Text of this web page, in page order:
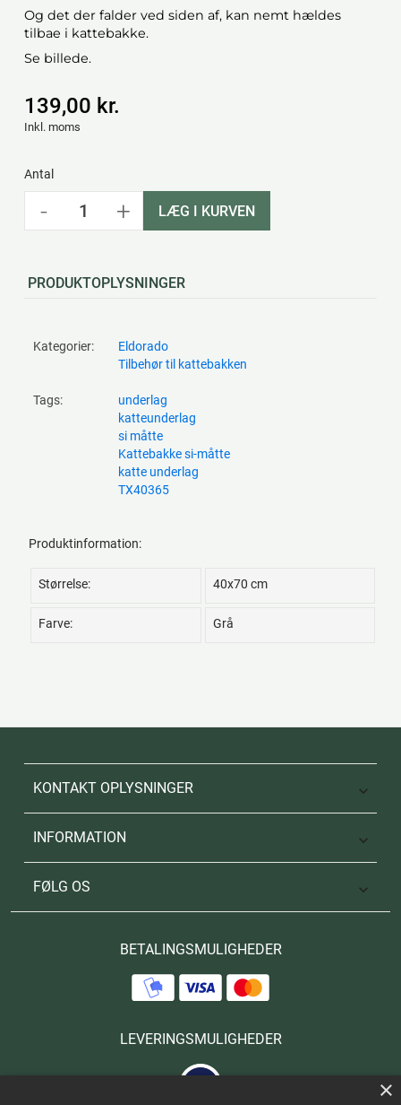
Og det der falder ved siden af, kan nemt hældes
tilbae i kattebakke.
Se billede.
139,00 kr.
Inkl. moms
Antal
- + LÆG I KURVEN
PRODUKTOPLYSNINGER
Kategorier:
Eldorado
Tilbehør til kattebakken
Tags:
underlag
katteunderlag
si måtte
Kattebakke si-måtte
katte underlag
TX40365
Produktinformation:
Størrelse: 40x70 cm
Farve: Grå
KONTAKT OPLYSNINGER 
INFORMATION 
FØLG OS 
BETALINGSMULIGHEDER
LEVERINGSMULIGHEDER
×